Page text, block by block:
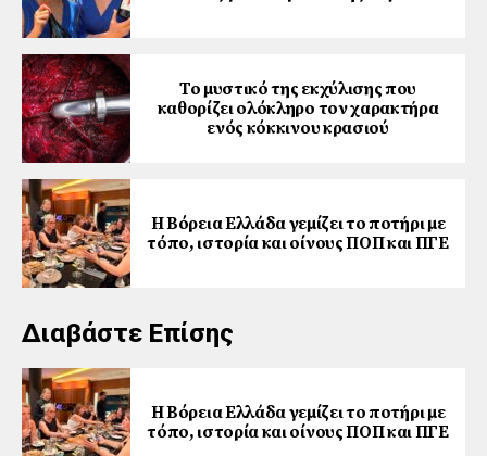
Το μυστικό της εκχύλισης που
καθορίζει ολόκληρο τον χαρακτήρα
ενός κόκκινου κρασιού
Η Βόρεια Ελλάδα γεμίζει το ποτήρι με
τόπο, ιστορία και οίνους ΠΟΠ και ΠΓΕ
Διαβάστε Επίσης
Η Βόρεια Ελλάδα γεμίζει το ποτήρι με
τόπο, ιστορία και οίνους ΠΟΠ και ΠΓΕ